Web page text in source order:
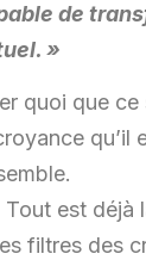
de
»
quoi que
qu’il
est déjà
filtres des